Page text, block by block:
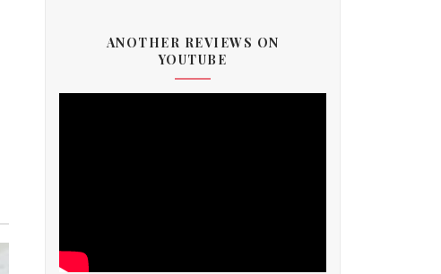
ANOTHER REVIEWS ON
YOUTUBE